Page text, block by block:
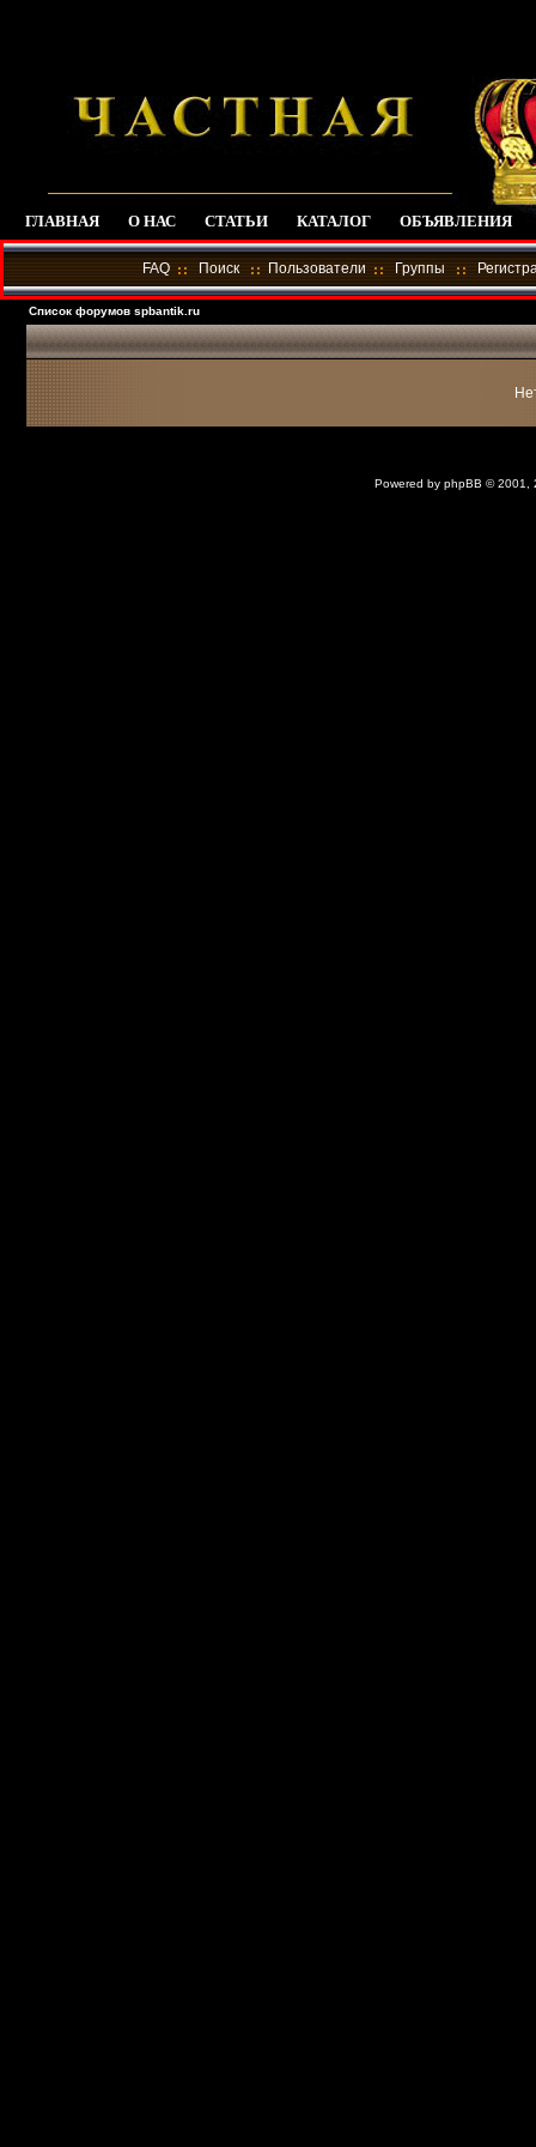
ГЛАВНАЯ О НАС СТАТЬИ КАТАЛОГ ОБЪЯВЛЕНИЯ
FAQ Поиск Пользователи Группы
Список форумов spbantik.ru
Powered by phpBB © 2001,